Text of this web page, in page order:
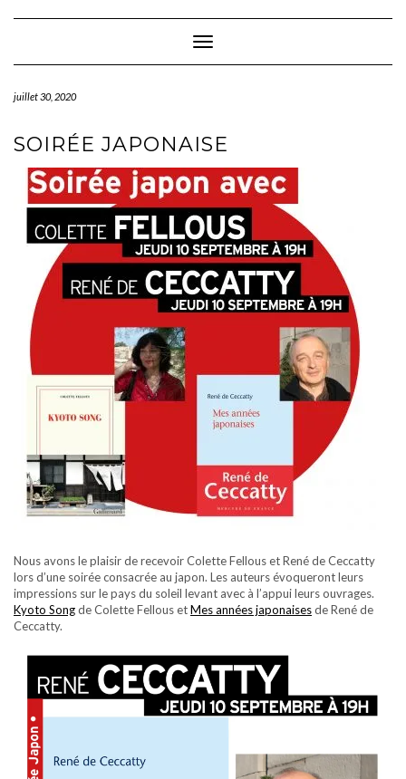
Toggle Navigation
juillet 30, 2020
SOIRÉE JAPONAISE
Nous avons le plaisir de recevoir Colette Fellous et René de Ceccatty
lors d’une soirée consacrée au japon. Les auteurs évoqueront leurs
impressions sur le pays du soleil levant avec à l’appui leurs ouvrages.
Kyoto Songde Colette Fellous etMes années japonaisesde René de
Ceccatty.